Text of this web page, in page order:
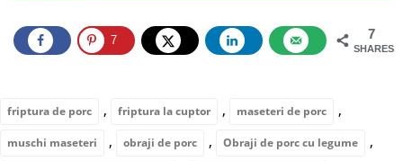
7
SHARES
7
friptura de porc , friptura la cuptor , maseteri de porc ,
muschi maseteri , obraji de porc , Obraji de porc cu legume ,